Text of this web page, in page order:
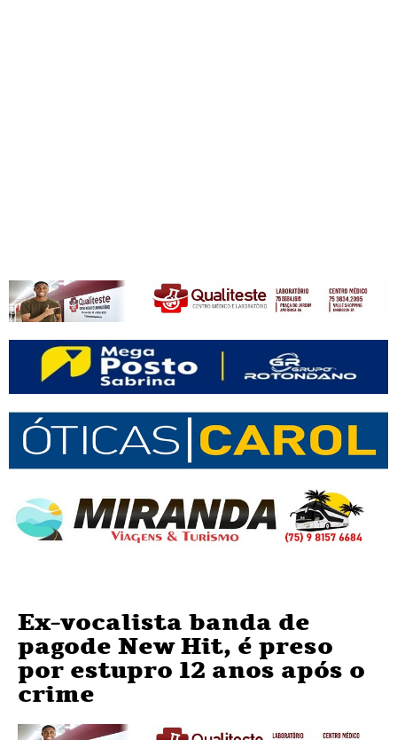
Ex-vocalista banda de
pagode New Hit, é preso
por estupro 12 anos após o
crime